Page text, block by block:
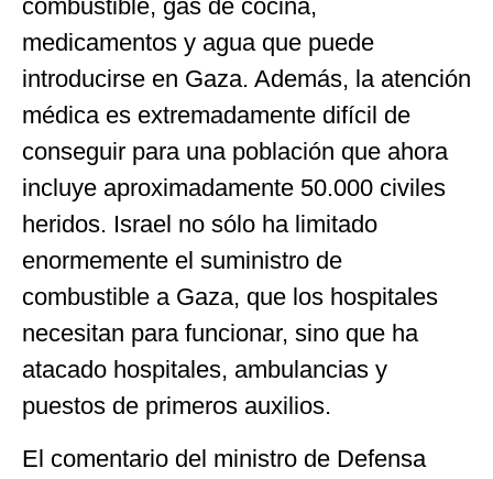
combustible, gas de cocina,
medicamentos y agua que puede
introducirse en Gaza. Además, la atención
médica es extremadamente difícil de
conseguir para una población que ahora
incluye aproximadamente 50.000 civiles
heridos. Israel no sólo ha limitado
enormemente el suministro de
combustible a Gaza, que los hospitales
necesitan para funcionar, sino que ha
atacado hospitales, ambulancias y
puestos de primeros auxilios.
El comentario del ministro de Defensa